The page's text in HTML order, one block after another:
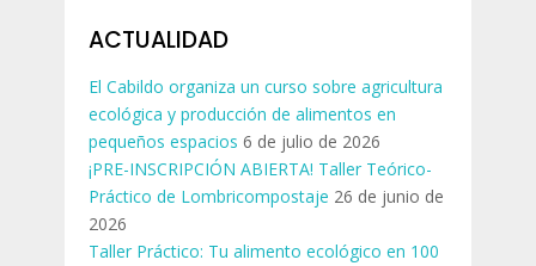
ACTUALIDAD
El Cabildo organiza un curso sobre agricultura
ecológica y producción de alimentos en
pequeños espacios 6 de julio de 2026
¡PRE-INSCRIPCIÓN ABIERTA! Taller Teórico-
Práctico de Lombricompostaje 26 de junio de
2026
Taller Práctico: Tu alimento ecológico en 100